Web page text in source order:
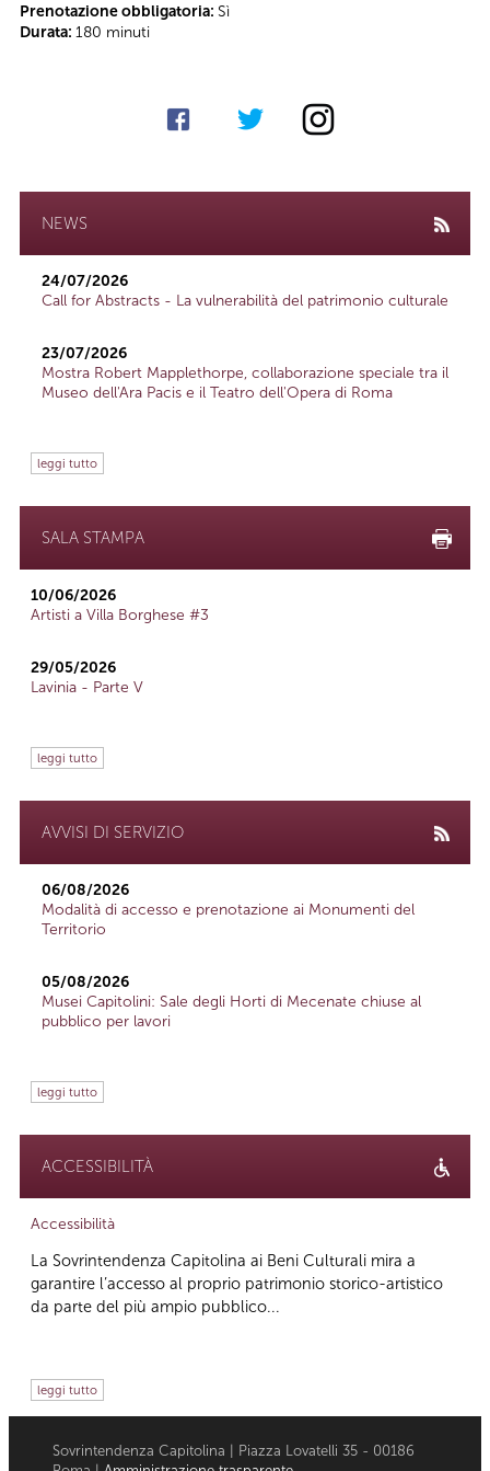
Prenotazione obbligatoria: Sì
Durata: 180 minuti
NEWS
24/07/2026
Call for Abstracts - La vulnerabilità del patrimonio culturale
23/07/2026
Mostra Robert Mapplethorpe, collaborazione speciale tra il
Museo dell'Ara Pacis e il Teatro dell'Opera di Roma
leggi tutto
SALA STAMPA
10/06/2026
Artisti a Villa Borghese #3
29/05/2026
Lavinia - Parte V
leggi tutto
AVVISI DI SERVIZIO
06/08/2026
Modalità di accesso e prenotazione ai Monumenti del
Territorio
05/08/2026
Musei Capitolini: Sale degli Horti di Mecenate chiuse al
pubblico per lavori
leggi tutto
ACCESSIBILITÀ
Accessibilità
La Sovrintendenza Capitolina ai Beni Culturali mira a
garantire l’accesso al proprio patrimonio storico-artistico
da parte del più ampio pubblico...
leggi tutto
Sovrintendenza Capitolina | Piazza Lovatelli 35 - 00186